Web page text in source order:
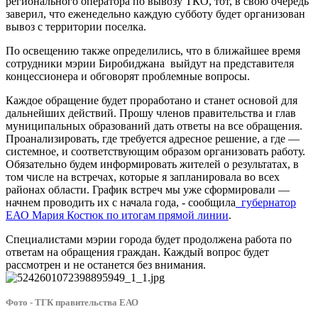
заверил, что еженедельно каждую субботу будет организован
вывоз с территории поселка.
По освещению также определились, что в ближайшее время
сотрудники мэрии Биробиджана выйдут на представителя
концессионера и обговорят проблемные вопросы.
Каждое обращение будет проработано и станет основой для
дальнейших действий. Прошу членов правительства и глав
муниципальных образований дать ответы на все обращения.
Проанализировать, где требуется адресное решение, а где —
системное, и соответствующим образом организовать работу.
Обязательно будем информировать жителей о результатах, в
том числе на встречах, которые я запланировала во всех
районах области. График встреч мы уже сформировали —
начнем проводить их с начала года, - сообщила губернатор
ЕАО Мария Костюк по итогам прямой линии.
Специалистами мэрии города будет продолжена работа по
ответам на обращения граждан. Каждый вопрос будет
рассмотрен и не останется без внимания.
Фото - ТГК правительства ЕАО